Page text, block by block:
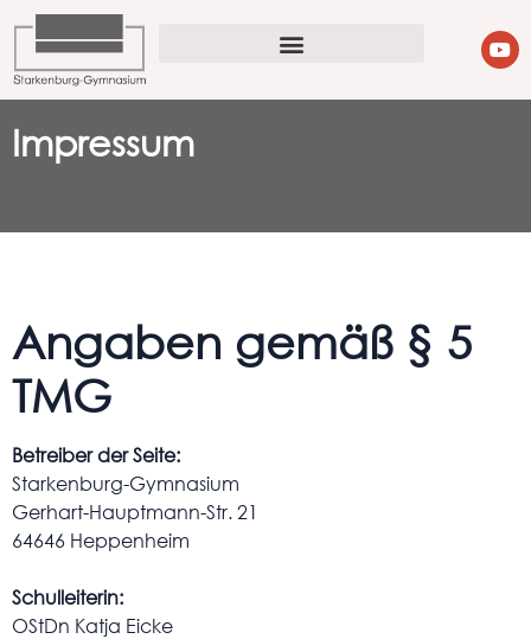
Impressum
Angaben gemäß § 5
TMG
Betreiber der Seite:
Starkenburg-Gymnasium
Gerhart-Hauptmann-Str. 21
64646 Heppenheim
Schulleiterin:
OStDn Katja Eicke